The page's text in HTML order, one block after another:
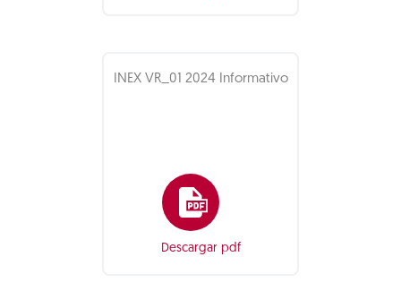
INEX VR_01 2024 Informativo
Descargar pdf